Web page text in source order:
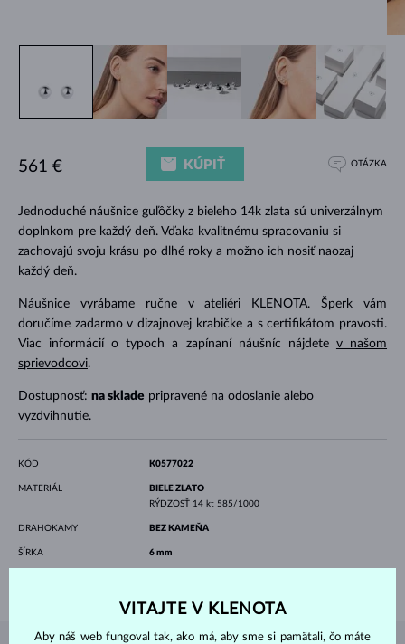
Jednoduché náušnice guľôčky z bieleho 14k zlata sú univerzálnym
doplnkom pre každý deň. Vďaka kvalitnému spracovaniu si
zachovajú svoju krásu po dlhé roky a možno ich nosiť naozaj
každý deň.
Náušnice vyrábame ručne v ateliéri KLENOTA. Šperk vám
doručíme zadarmo v dizajnovej krabičke a s certifikátom pravosti.
Viac informácií o typoch a zapínaní náušníc nájdete v našom
sprievodcovi.
Dostupnosť: na sklade pripravené na odoslanie alebo
vyzdvihnutie.
561 € KÚPIŤ OTÁZKA
KÓD K0577022
MATERIÁL
BIELE ZLATO
RÝDZOSŤ 14 kt 585/1000
DRAHOKAMY BEZ KAMEŇA
ŠÍRKA 6 mm
VITAJTE V KLENOTA
Aby náš web fungoval tak, ako má, aby sme si pamätali, čo máte